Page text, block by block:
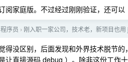
阅家庭版。不过经过刚刚验证，还可以
程序员 › 刚入职一家公司，技术老，新项目也用
得没区别，后面发现和外界技术脱节
让直接源码 debug ）。除非这份工作